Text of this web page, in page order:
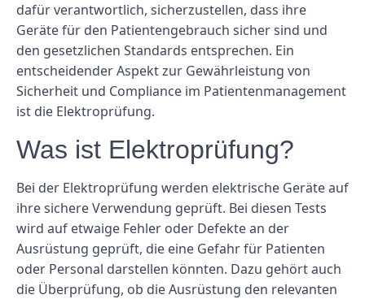
dafür verantwortlich, sicherzustellen, dass ihre
Geräte für den Patientengebrauch sicher sind und
den gesetzlichen Standards entsprechen. Ein
entscheidender Aspekt zur Gewährleistung von
Sicherheit und Compliance im Patientenmanagement
ist die Elektroprüfung.
Was ist Elektroprüfung?
Bei der Elektroprüfung werden elektrische Geräte auf
ihre sichere Verwendung geprüft. Bei diesen Tests
wird auf etwaige Fehler oder Defekte an der
Ausrüstung geprüft, die eine Gefahr für Patienten
oder Personal darstellen könnten. Dazu gehört auch
die Überprüfung, ob die Ausrüstung den relevanten